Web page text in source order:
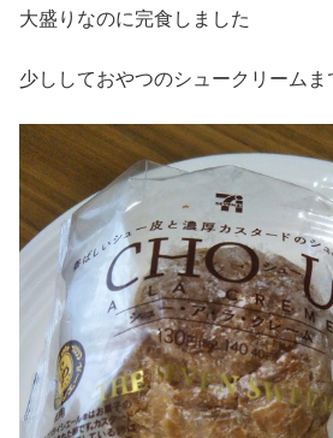
大盛りなのに完食しました
少ししておやつのシュークリーム